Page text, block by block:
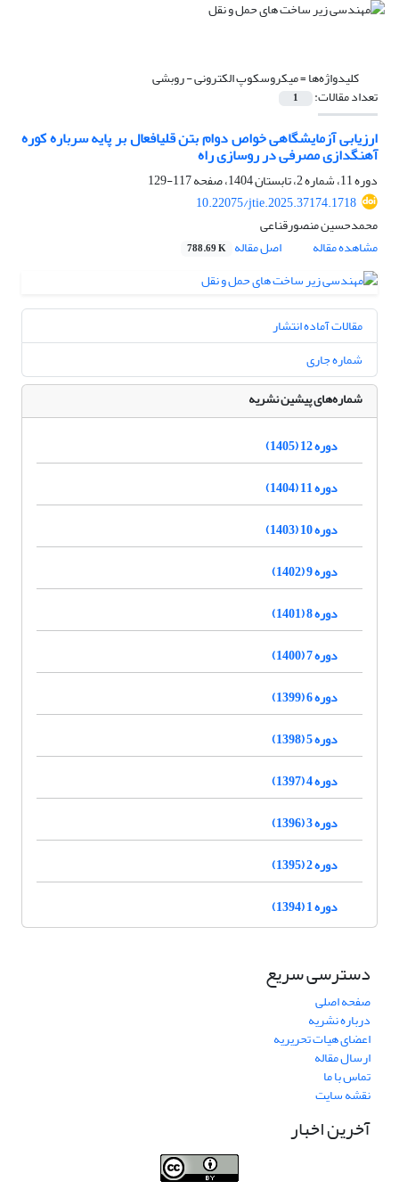
کلیدواژه‌ها =میکروسکوپ الکترونی - روبشی
تعداد مقالات: 1
ارزیابی آزمایشگاهی خواص دوام بتن قلیافعال بر پایه سرباره کوره
آهن‏گدازی مصرفی در روسازی راه‌
دوره 11، شماره 2، تابستان 1404، صفحه
117-129
10.22075/jtie.2025.37174.1718
محمدحسین منصورقناعی
مشاهده مقاله
اصل مقاله 788.69 K
مقالات آماده انتشار
شماره جاری
شماره‌های پیشین نشریه
دوره 12 (1405)
دوره 11 (1404)
دوره 10 (1403)
دوره 9 (1402)
دوره 8 (1401)
دوره 7 (1400)
دوره 6 (1399)
دوره 5 (1398)
دوره 4 (1397)
دوره 3 (1396)
دوره 2 (1395)
دوره 1 (1394)
دسترسی سریع
صفحه اصلی
درباره نشریه
اعضای هیات تحریریه
ارسال مقاله
تماس با ما
نقشه سایت
آخرین اخبار